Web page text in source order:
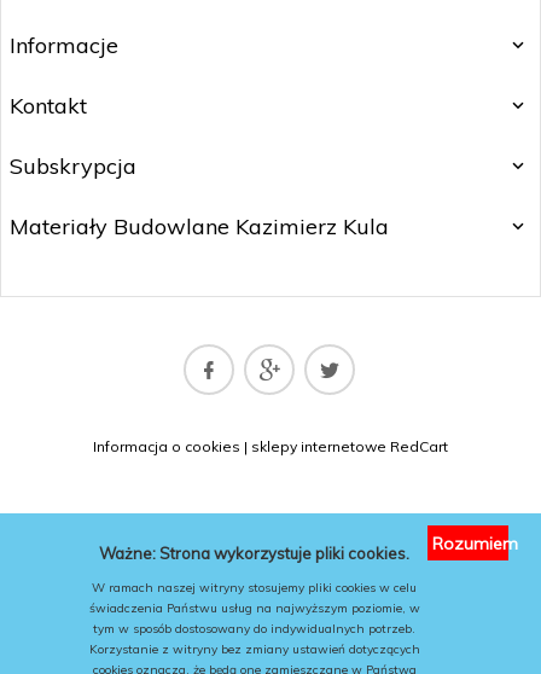
Informacje
Kontakt
Subskrypcja
Materiały Budowlane Kazimierz Kula
matbud@matbud.pl
Informacja o cookies | sklepy internetowe RedCart
Ważne: Strona wykorzystuje pliki cookies.
W ramach naszej witryny stosujemy pliki cookies w celu
świadczenia Państwu usług na najwyższym poziomie, w
tym w sposób dostosowany do indywidualnych potrzeb.
Korzystanie z witryny bez zmiany ustawień dotyczących
cookies oznacza, że będą one zamieszczane w Państwa
Rozumiem